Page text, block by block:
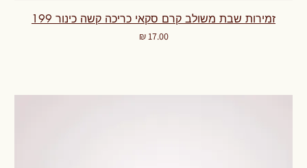
זמירות שבת משולב קרם סקאי כריכה קשה כינור 199
מחיר‏17.00 ‏₪